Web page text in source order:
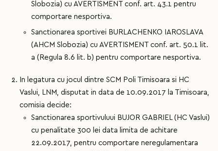
Slobozia) cu AVERTISMENT conf. art. 43.1 pentru
comportare nesportiva.
Sanctionarea sportivei BURLACHENKO IAROSLAVA
(AHCM Slobozia) cu AVERTISMENT conf. art. 50.1 lit.
a (Regula 8.6 lit. b) pentru comportare nesportiva.
In legatura cu jocul dintre SCM Poli Timisoara si HC
Vaslui, LNM, disputat in data de 10.09.2017 la Timisoara,
comisia decide:
Sanctionarea sportivuluui BUJOR GABRIEL (HC Vaslui)
cu penalitate 300 lei data limita de achitare
22.09.2017, pentru comportare neregulamentara